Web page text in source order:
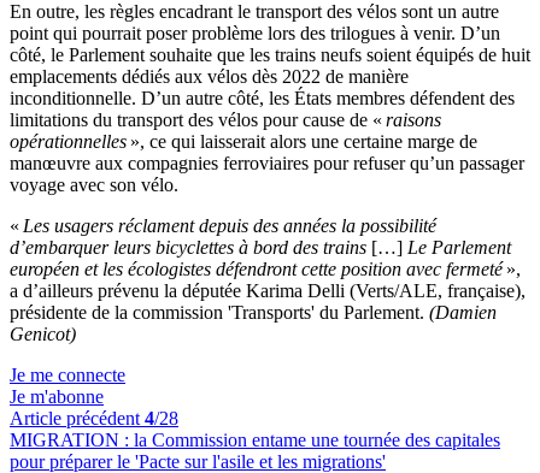
En outre, les règles encadrant le transport des vélos sont un autre
point qui pourrait poser problème lors des trilogues à venir. D’un
côté, le Parlement souhaite que les trains neufs soient équipés de huit
emplacements dédiés aux vélos dès 2022 de manière
inconditionnelle. D’un autre côté, les États membres défendent des
limitations du transport des vélos pour cause de « raisons
opérationnelles », ce qui laisserait alors une certaine marge de
manœuvre aux compagnies ferroviaires pour refuser qu’un passager
voyage avec son vélo.
« Les usagers réclament depuis des années la possibilité
d’embarquer leurs bicyclettes à bord des trains […] Le Parlement
européen et les écologistes défendront cette position avec fermeté»,
a d’ailleurs prévenu la députée Karima Delli (Verts/ALE, française),
présidente de la commission 'Transports' du Parlement. (Damien
Genicot)
Je me connecte
Je m'abonne
Article précédent 4/28
MIGRATION : la Commission entame une tournée des capitales
pour préparer le 'Pacte sur l'asile et les migrations'